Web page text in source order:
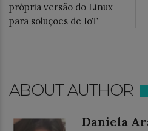
própria versão do Linux
para soluções de IoT
ABOUT AUTHOR
Daniela